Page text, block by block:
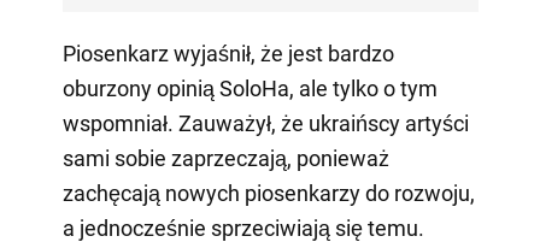
Piosenkarz wyjaśnił, że jest bardzo
oburzony opinią SoloHa, ale tylko o tym
wspomniał. Zauważył, że ukraińscy artyści
sami sobie zaprzeczają, ponieważ
zachęcają nowych piosenkarzy do rozwoju,
a jednocześnie sprzeciwiają się temu.